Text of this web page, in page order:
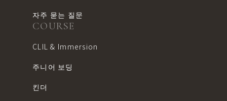
자주 묻는 질문
COURSE
CLIL & Immersion
주니어 보딩
킨더